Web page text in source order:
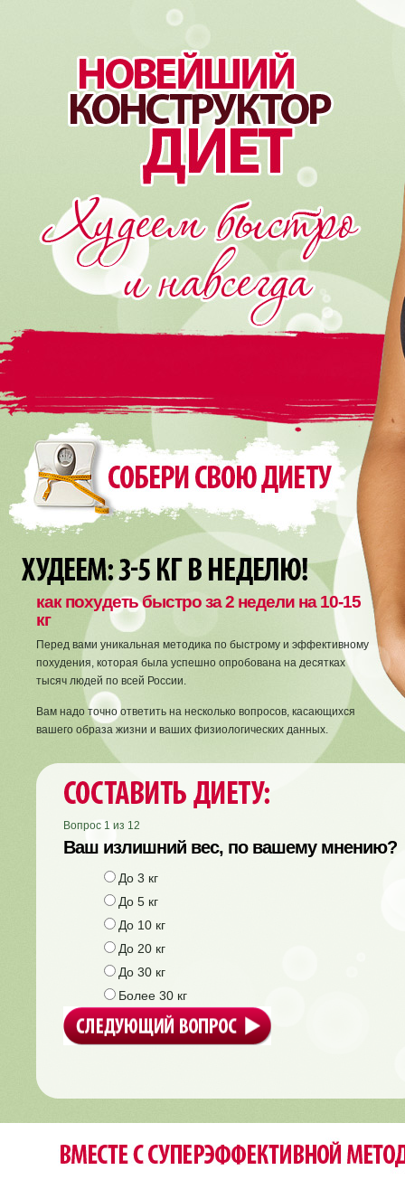
как похудеть быстро за 2 недели на 10-15
кг
Перед вами уникальная методика по быстрому и эффективному
похудения, которая была успешно опробована на десятках
тысяч людей по всей России.
Вам надо точно ответить на несколько вопросов, касающихся
вашего образа жизни и ваших физиологических данных.
Вопрос 1 из 12
Ваш излишний вес, по вашему мнению?
До 3 кг
До 5 кг
До 10 кг
До 20 кг
До 30 кг
Более 30 кг